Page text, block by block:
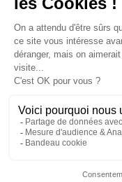
Veuillez
laisser
ce
champ
vide.
Les informations
utilisées